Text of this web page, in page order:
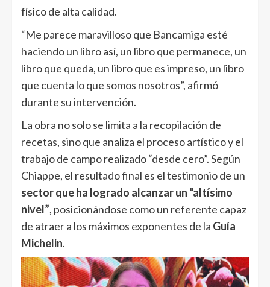
físico de alta calidad.
“Me parece maravilloso que Bancamiga esté
haciendo un libro así, un libro que permanece, un
libro que queda, un libro que es impreso, un libro
que cuenta lo que somos nosotros”, afirmó
durante su intervención.
La obra no solo se limita a la recopilación de
recetas, sino que analiza el proceso artístico y el
trabajo de campo realizado “desde cero”. Según
Chiappe, el resultado final es el testimonio de un
sector que ha logrado alcanzar un “altísimo
nivel”, posicionándose como un referente capaz
de atraer a los máximos exponentes de la Guía
Michelin.